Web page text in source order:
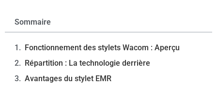
Sommaire
Fonctionnement des stylets Wacom : Aperçu
Répartition : La technologie derrière
Avantages du stylet EMR